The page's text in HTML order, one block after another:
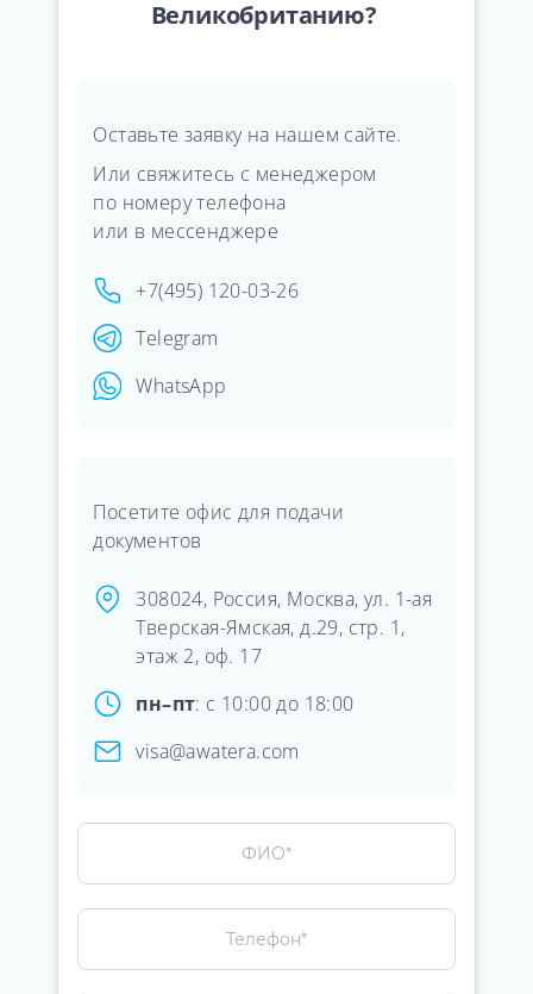
Великобританию?
Оставьте заявку на нашем сайте.
Или свяжитесь с менеджером
по номеру телефона
или в мессенджере
+7(495) 120-03-26
Telegram
WhatsApp
Посетите офис для подачи
документов
308024, Россия, Москва, ул. 1-ая
Тверская-Ямская, д.29, стр. 1,
этаж 2, оф. 17
пн–пт: с 10:00 до 18:00
visa@awatera.com